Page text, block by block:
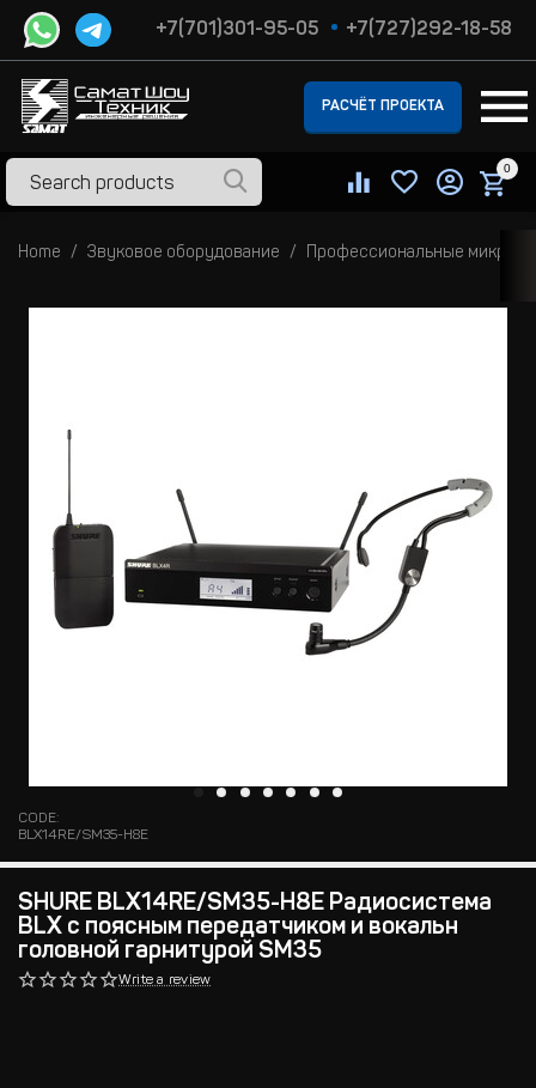
+7(701)301-95-05 +7(727)292-18-58
РАСЧЁТ ПРОЕКТА
0
Home Звуковое оборудование Профессиональные
CODE:
BLX14RE/SM35-H8E
SHURE BLX14RE/SM35-H8E Радиосистема
BLX с поясным передатчиком и вокальн
головной гарнитурой SM35
Write a review